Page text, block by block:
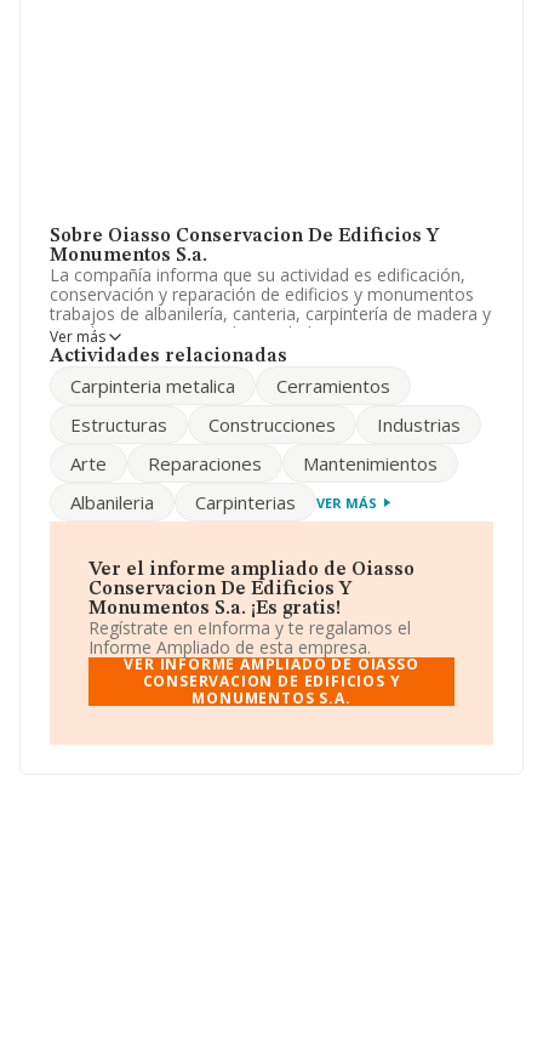
Sobre Oiasso Conservacion De Edificios Y
Monumentos S.a.
La compañía informa que su actividad es edificación,
conservación y reparación de edificios y monumentos
trabajos de albanilería, canteria, carpintería de madera y
metalica. estructuras, electricidad, cerramientos,
fontanería, restauración artistica, pintura,. La empresa
como 'Otras actividades de construcción especializada
mercados exteriores.
Ha habido un descenso en cuanto al número de
INFORMA, ese número ha estado por encima de la
media de sector.
El correo electrónico esoiasso@hotmail.com.
La sociedad española Oiasso Conservacion de
Edificios y Monumentos S.A, con CIF A20653531,
está situada en Calle Vera De Bidasoa núm. 10 Piso 5 A,
(20301), Irún, en Guipúzcoa, País Vasco.
En relación con el sector y disponiendo de los datos de
asciende a 15.864 millones de euros y se estima que el
Ver más
Actividades relacionadas
Carpinteria metalica
Cerramientos
Estructuras
Construcciones
Industrias
Arte
Reparaciones
Mantenimientos
Albanileria
Carpinterias VER MÁS
Ver el informe ampliado de Oiasso
Conservacion De Edificios Y
Monumentos S.a. ¡Es gratis!
Regístrate en eInforma y te regalamos el
Informe Ampliado de esta empresa.
VER INFORME AMPLIADO DE OIASSO
CONSERVACION DE EDIFICIOS Y
MONUMENTOS S.A.